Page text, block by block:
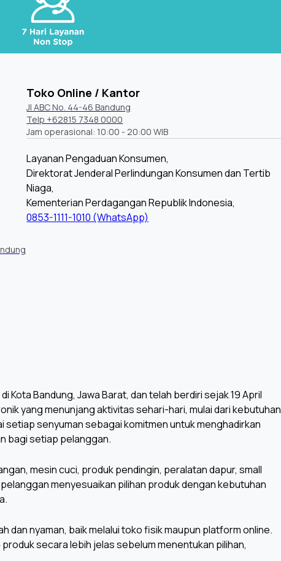
Toko Online / Kantor
Jl ABC No. 44-46 Bandung
Telp +62815 7348 0000
Jam operasional: 10:00 - 20:00 WIB
Layanan Pengaduan Konsumen,
Direktorat Jenderal Perlindungan Konsumen dan Tertib
Niaga,
Kementerian Perdagangan Republik Indonesia,
0853-1111-1010 (WhatsApp)
Bandung, Jawa Barat, dan telah berdiri sejak 19 April
yang menunjang aktivitas sehari-hari, mulai dari kebutuhan
setiap senyuman sebagai komitmen untuk menghadirkan
bagi setiap pelanggan.
mesin cuci, produk pendingin, peralatan dapur, small
menyesuaikan pilihan produk dengan kebutuhan
nyaman, baik melalui toko fisik maupun platform online.
secara lebih jelas sebelum menentukan pilihan,